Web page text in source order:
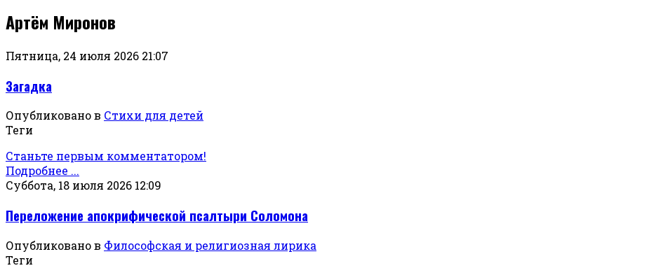
Артём Миронов
Пятница, 24 июля 2026 21:07
Загадка
Опубликовано в Стихи для детей
Теги
Станьте первым комментатором!
Подробнее ...
Суббота, 18 июля 2026 12:09
Переложение апокрифической псалтыри Соломона
Опубликовано в Философская и религиозная лирика
Теги